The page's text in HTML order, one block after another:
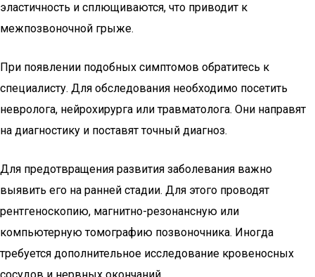
эластичность и сплющиваются, что приводит к
межпозвоночной грыже.
При появлении подобных симптомов обратитесь к
специалисту. Для обследования необходимо посетить
невролога, нейрохирурга или травматолога. Они направят
на диагностику и поставят точный диагноз.
Для предотвращения развития заболевания важно
выявить его на ранней стадии. Для этого проводят
рентгеноскопию, магнитно-резонансную или
компьютерную томографию позвоночника. Иногда
требуется дополнительное исследование кровеносных